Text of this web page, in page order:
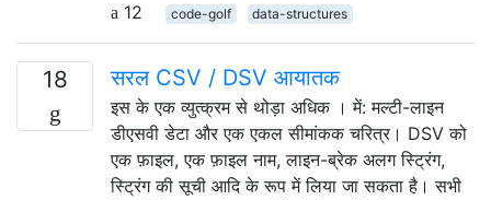
12
code-golf data-structures
18 सरल CSV / DSV आयातक
इस के एक व्युत्क्रम से थोड़ा अधिक । में: मल्टी-लाइन
डीएसवी डेटा और एक एकल सीमांकक चरित्र। DSV को
एक फ़ाइल, एक फ़ाइल नाम, लाइन-ब्रेक अलग स्ट्रिंग,
स्ट्रिंग की सूची आदि के रूप में लिया जा सकता है। सभी